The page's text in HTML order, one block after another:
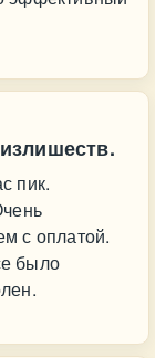
пик.
с оплатой.
было